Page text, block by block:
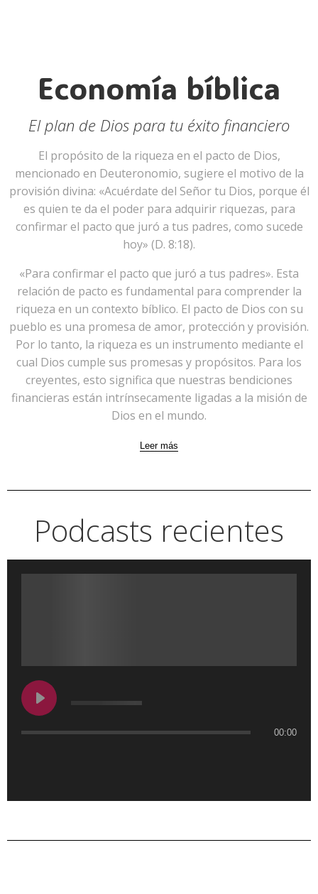
Economía bíblica
El plan de Dios para tu éxito financiero
El propósito de la riqueza en el pacto de Dios,
mencionado en Deuteronomio, sugiere el motivo de la
provisión divina: «Acuérdate del Señor tu Dios, porque él
es quien te da el poder para adquirir riquezas, para
confirmar el pacto que juró a tus padres, como sucede
hoy» (D. 8:18).
«Para confirmar el pacto que juró a tus padres». Esta
relación de pacto es fundamental para comprender la
riqueza en un contexto bíblico. El pacto de Dios con su
pueblo es una promesa de amor, protección y provisión.
Por lo tanto, la riqueza es un instrumento mediante el
cual Dios cumple sus promesas y propósitos. Para los
creyentes, esto significa que nuestras bendiciones
financieras están intrínsecamente ligadas a la misión de
Dios en el mundo.
Leer más
Podcasts recientes
00:00